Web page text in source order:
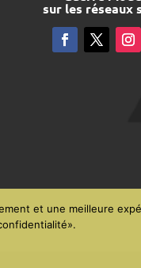
sur les réseaux
et une meilleure